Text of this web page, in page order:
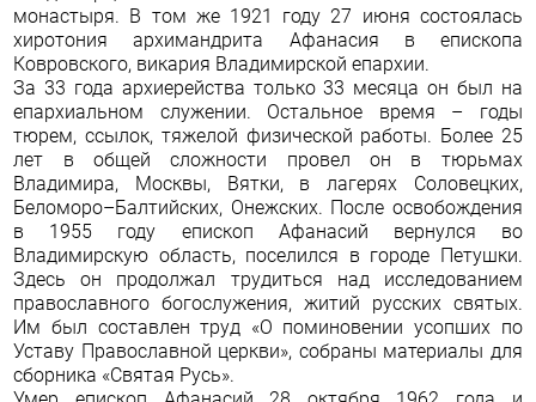
монастыря. В том же 1921 году 27 ию­ня состоялась
хиротония архимандрита Афанасия в епископа
Ковровского, викария Владимирской епархии.
За 33 года архиерейства только 33 месяца он был на
епархиальном служении. Остальное время – годы
тюрем, ссылок, тяжелой физической работы. Более 25
лет в общей сложности про­вел он в тюрьмах
Владимира, Москвы, Вятки, в лагерях Соловецких,
Беломоро–Балтийских, Онежских. После освобождения
в 1955 году епископ Афанасий вернулся во
Владимирскую область, поселился в городе Петушки.
Здесь он продолжал трудиться над исследованием
православного богослужения, житий русских святых.
Им был составлен труд «О поминовении усопших по
Уставу Православной церкви», собраны материалы для
сборника «Святая Русь».